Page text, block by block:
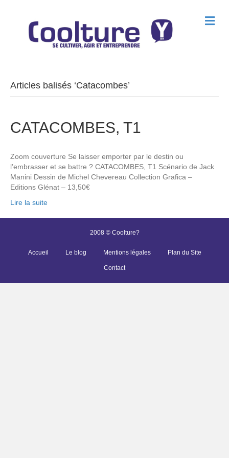
M
e
Articles balisés ‘Catacombes’
CATACOMBES, T1
Zoom couverture Se laisser emporter par le destin ou
l’embrasser et se battre ? CATACOMBES, T1 Scénario de Jack
Manini Dessin de Michel Chevereau Collection Grafica –
Editions Glénat – 13,50€
Lire la suite
2008 © Coolture?
Accueil Le blog Mentions légales Plan du Site
Contact